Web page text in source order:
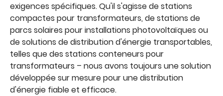
exigences spécifiques. Qu'il s'agisse de stations
compactes pour transformateurs, de stations de
parcs solaires pour installations photovoltaïques ou
de solutions de distribution d'énergie transportables,
telles que des stations conteneurs pour
transformateurs – nous avons toujours une solution
développée sur mesure pour une distribution
d'énergie fiable et efficace.